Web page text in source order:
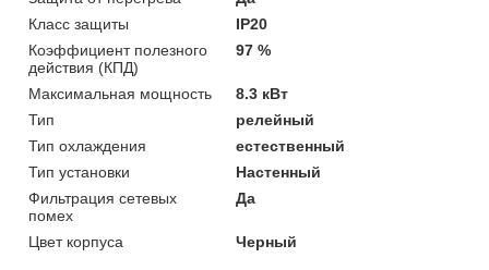
Класс защиты
IP20
Коэффициент полезного
действия (КПД)
97 %
Максимальная мощность
8.3 кВт
Тип
релейный
Тип охлаждения
естественный
Тип установки
Настенный
Фильтрация сетевых
помех
Да
Цвет корпуса Черный